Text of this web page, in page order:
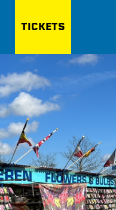
TICKETS
ZOEKEN